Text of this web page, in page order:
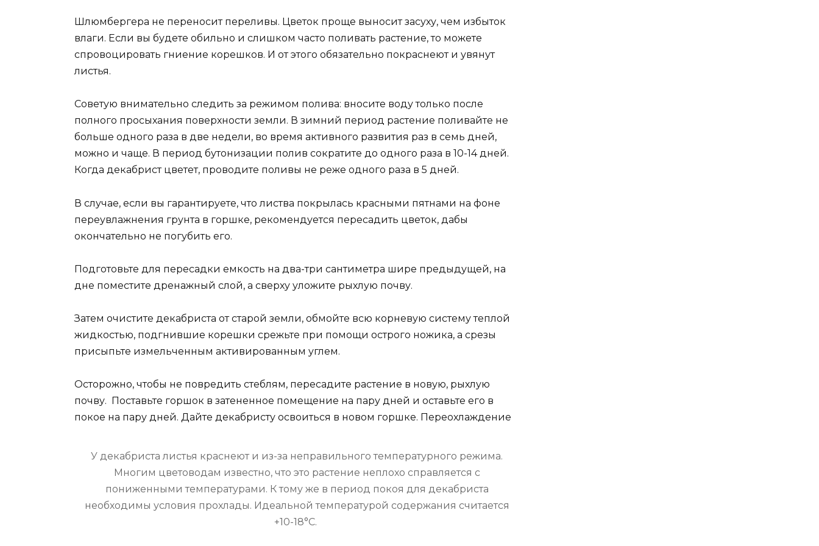
Шлюмбергера не переносит переливы. Цветок проще выносит засуху, чем избыток
влаги. Если вы будете обильно и слишком часто поливать растение, то можете
спровоцировать гниение корешков. И от этого обязательно покраснеют и увянут
листья.
Советую внимательно следить за режимом полива: вносите воду только после
полного просыхания поверхности земли. В зимний период растение поливайте не
больше одного раза в две недели, во время активного развития раз в семь дней,
можно и чаще. В период бутонизации полив сократите до одного раза в 10-14 дней.
Когда декабрист цветет, проводите поливы не реже одного раза в 5 дней.
В случае, если вы гарантируете, что листва покрылась красными пятнами на фоне
переувлажнения грунта в горшке, рекомендуется пересадить цветок, дабы
окончательно не погубить его.
Подготовьте для пересадки емкость на два-три сантиметра шире предыдущей, на
дне поместите дренажный слой, а сверху уложите рыхлую почву.
Затем очистите декабриста от старой земли, обмойте всю корневую систему теплой
жидкостью, подгнившие корешки срежьте при помощи острого ножика, а срезы
присыпьте измельченным активированным углем.
Осторожно, чтобы не повредить стеблям, пересадите растение в новую, рыхлую
почву. Поставьте горшок в затененное помещение на пару дней и оставьте его в
покое на пару дней. Дайте декабристу освоиться в новом горшке. Переохлаждение
У декабриста листья краснеют и из-за неправильного температурного режима.
Многим цветоводам известно, что это растение неплохо справляется с
пониженными температурами. К тому же в период покоя для декабриста
необходимы условия прохлады. Идеальной температурой содержания считается
+10-18°C.